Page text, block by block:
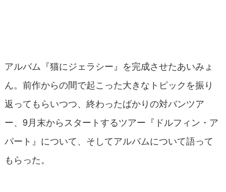
アルバム『猫にジェラシー』を完成させたあいみょ
ん。前作からの間で起こった大きなトピックを振り
返ってもらいつつ、終わったばかりの対バンツア
ー、9月末からスタートするツアー『ドルフィン・ア
パート』について、そしてアルバムについて語って
もらった。